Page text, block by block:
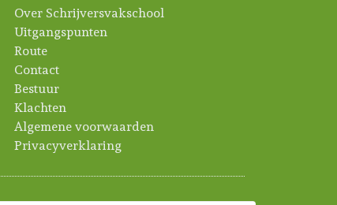
Over Schrijversvakschool
Uitgangspunten
Route
Contact
Bestuur
Klachten
Algemene voorwaarden
Privacyverklaring